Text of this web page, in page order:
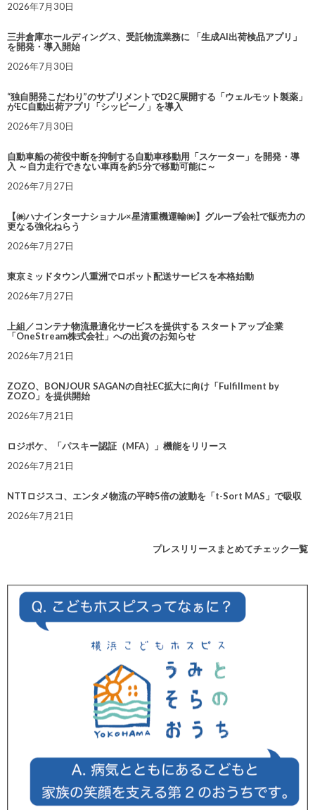
2026年7月30日
三井倉庫ホールディングス、受託物流業務に 「生成AI出荷検品アプリ」
を開発・導入開始
2026年7月30日
“独自開発こだわり”のサプリメントでD2C展開する「ウェルモット製薬」
がEC自動出荷アプリ「シッピーノ」を導入
2026年7月30日
自動車船の荷役中断を抑制する自動車移動用「スケーター」を開発・導
入 ～自力走行できない車両を約5分で移動可能に～
2026年7月27日
【㈱ハナインターナショナル×星清重機運輸㈱】グループ会社で販売力の
更なる強化ねらう
2026年7月27日
東京ミッドタウン八重洲でロボット配送サービスを本格始動
2026年7月27日
上組／コンテナ物流最適化サービスを提供する スタートアップ企業
「OneStream株式会社」への出資のお知らせ
2026年7月21日
ZOZO、BONJOUR SAGANの自社EC拡大に向け「Fulfillment by
ZOZO」を提供開始
2026年7月21日
ロジポケ、「パスキー認証（MFA）」機能をリリース
2026年7月21日
NTTロジスコ、エンタメ物流の平時5倍の波動を「t-Sort MAS」で吸収
2026年7月21日
プレスリリースまとめてチェック一覧